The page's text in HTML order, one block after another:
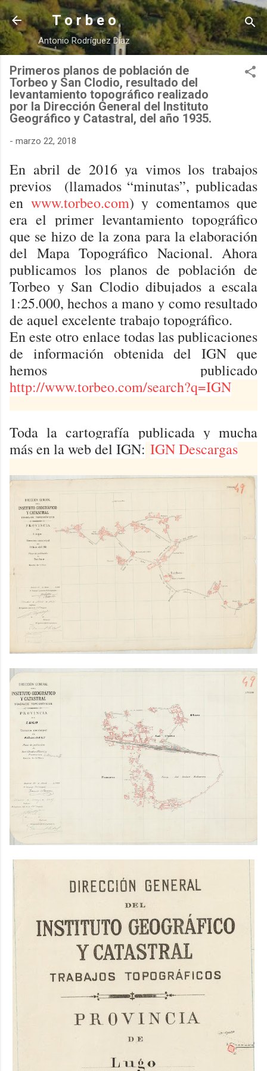
Ir al contenido principal
T o r b e o
Antonio Rodríguez Díaz
Primeros planos de población de
Torbeo y San Clodio, resultado del
levantamiento topográfico realizado
por la Dirección General del Instituto
Geográfico y Catastral, del año 1935.
- marzo 22, 2018
En abril de 2016 ya vimos los trabajos
previos (llamados “minutas”, publicadas
en www.torbeo.com) y comentamos que
era el primer levantamiento topográfico
que se hizo de la zona para la elaboración
del Mapa Topográfico Nacional. Ahora
publicamos los planos de población de
Torbeo y San Clodio dibujados a escala
1:25.000, hechos a mano y como resultado
de aquel excelente trabajo topográfico.
En este otro enlace todas las publicaciones
de información obtenida del IGN que
hemos publicado
http://www.torbeo.com/search?q=IGN
Toda la cartografía publicada y mucha
más en la web del IGN: IGN Descargas